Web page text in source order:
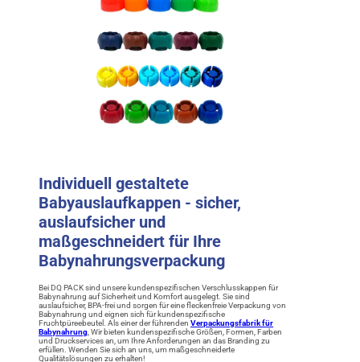
Individuell gestaltete
Babyauslaufkappen - sicher,
auslaufsicher und
maßgeschneidert für Ihre
Babynahrungsverpackung
Bei DQ PACK sind unsere kundenspezifischen Verschlusskappen für
Babynahrung auf Sicherheit und Komfort ausgelegt. Sie sind
auslaufsicher, BPA-frei und sorgen für eine fleckenfreie Verpackung von
Babynahrung und eignen sich für kundenspezifische
Fruchtpüreebeutel. Als einer der führenden Verpackungsfabrik für
Babynahrung , Wir bieten kundenspezifische Größen, Formen, Farben
und Druckservices an, um Ihre Anforderungen an das Branding zu
erfüllen. Wenden Sie sich an uns, um maßgeschneiderte
Qualitätslösungen zu erhalten!